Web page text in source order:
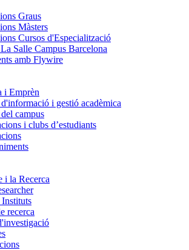
Graus
Màsters
Cursos d'Especialització
Salle Campus Barcelona
amb Flywire
i Emprèn
d'informació i gestió acadèmica
campus
i clubs d’estudiants
i la Recerca
recerca